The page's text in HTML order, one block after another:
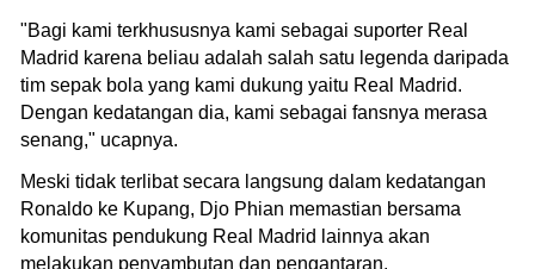
"Bagi kami terkhususnya kami sebagai suporter Real
Madrid karena beliau adalah salah satu legenda daripada
tim sepak bola yang kami dukung yaitu Real Madrid.
Dengan kedatangan dia, kami sebagai fansnya merasa
senang," ucapnya.
Meski tidak terlibat secara langsung dalam kedatangan
Ronaldo ke Kupang, Djo Phian memastian bersama
komunitas pendukung Real Madrid lainnya akan
melakukan penyambutan dan pengantaran.